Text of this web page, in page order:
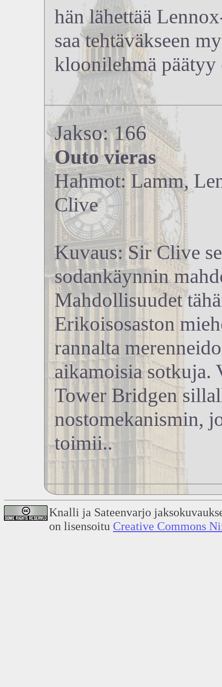
hän lähettää
saa tehtäväkseen
kloonilehmä päätyy
Jakso: 166
Outo vieras
Hahmot: Lamm,
Clive
Kuvaus: Sir Clive
sodankäynnin
Mahdollisuudet
Erikoisosaston
rannalta
aikamoisia sotkuja.
Tower Bridgen
nostomekanismin,
toimii..
Knalli ja Sateenvarjo
on lisensoitu Creative Commons